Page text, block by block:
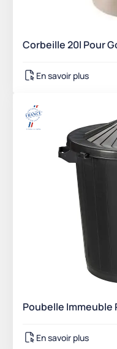
Corbeille 20l Pour
En savoir plus
Poubelle Immeuble
En savoir plus